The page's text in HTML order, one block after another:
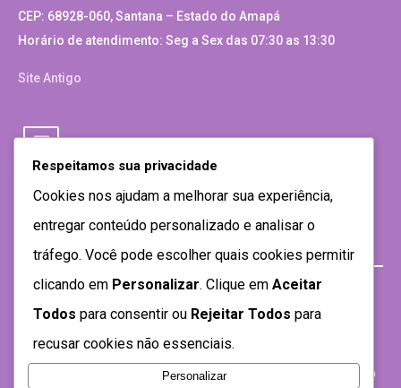
CEP: 68928-060, Santana – Estado do Amapá
Horário de atendimento: Seg a Sex das 07:30 as 13:30
Site Antigo
Respeitamos sua privacidade
Cookies nos ajudam a melhorar sua experiência,
entregar conteúdo personalizado e analisar o
tráfego. Você pode escolher quais cookies permitir
clicando em Personalizar. Clique em Aceitar
Todos para consentir ou Rejeitar Todos para
recusar cookies não essenciais.
Personalizar